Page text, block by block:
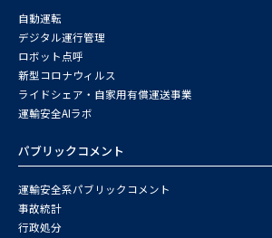
自動運転
デジタル運行管理
ロボット点呼
新型コロナウィルス
ライドシェア・自家用有償運送事業
運輸安全AIラボ
パブリックコメント
運輸安全系パブリックコメント
事故統計
行政処分